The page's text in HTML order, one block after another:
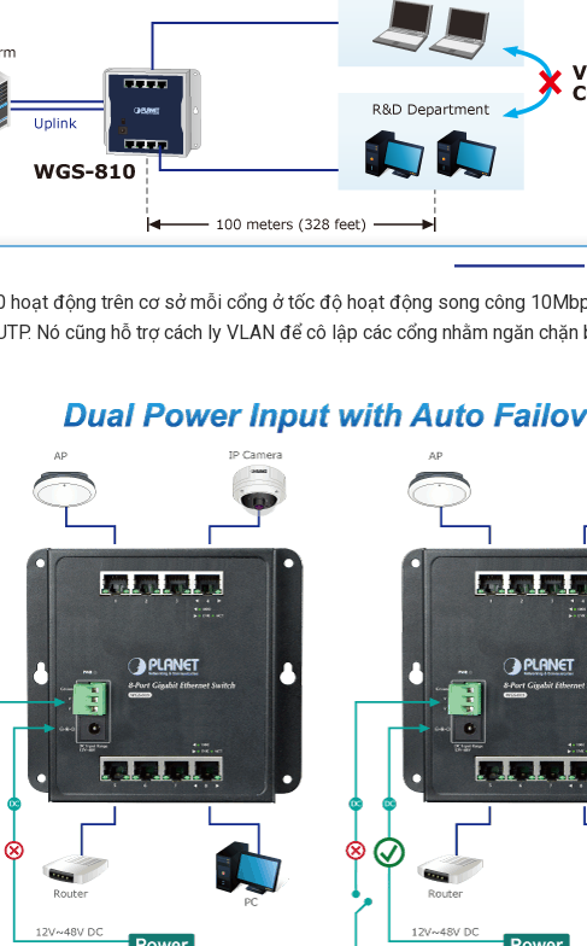
hoạt động trên cơ sở mỗi cổng ở tốc độ hoạt động song công
Nó cũng hỗ trợ cách ly VLAN để cô lập các cổng nhằm ngăn